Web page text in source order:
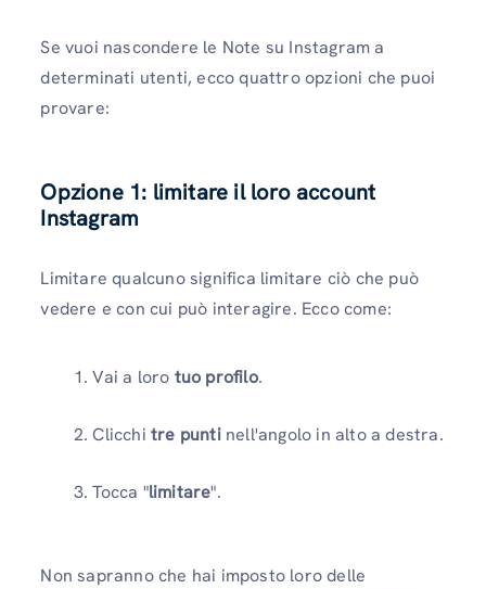
Se vuoi nascondere le Note su Instagram a
determinati utenti, ecco quattro opzioni che puoi
provare:
Opzione 1: limitare il loro account
Instagram
Limitare qualcuno significa limitare ciò che può
vedere e con cui può interagire. Ecco come:
Vai a loro tuo profilo.
Clicchi tre puntinell'angolo in alto a destra.
Tocca "limitare".
Non sapranno che hai imposto loro delle